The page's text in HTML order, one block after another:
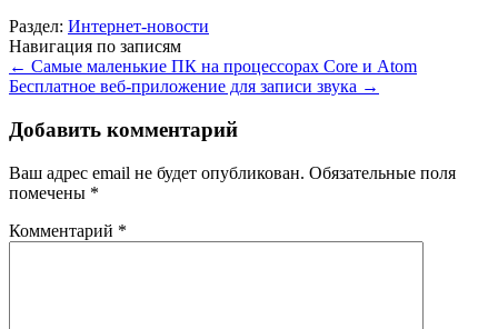
Раздел: Интернет-новости
Навигация по записям
← Самые маленькие ПК на процессорах Core и Atom
Бесплатное веб-приложение для записи звука →
Добавить комментарий
Ваш адрес email не будет опубликован. Обязательные поля
помечены *
Комментарий *